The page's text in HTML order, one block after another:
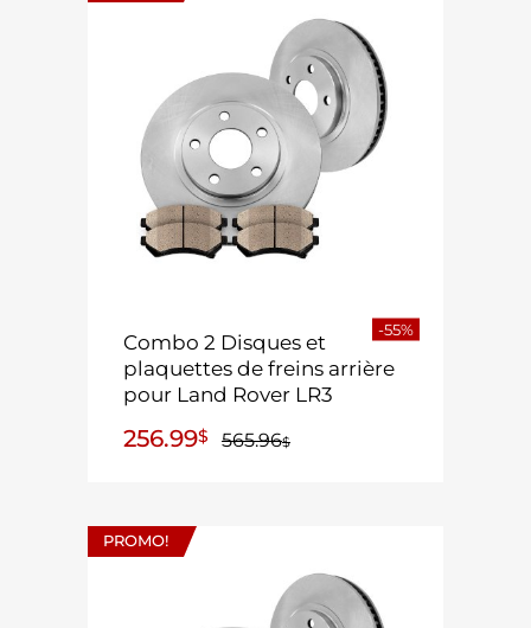
Combo 2 Disques et
plaquettes de freins arrière
pour Land Rover LR3
565.96$
256.99$
-55%
PROMO!